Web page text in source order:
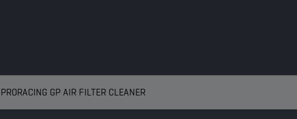
GP AIR FILTER CLEANER